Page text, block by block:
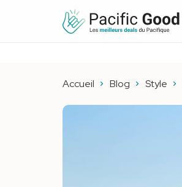
Accueil Blog Style